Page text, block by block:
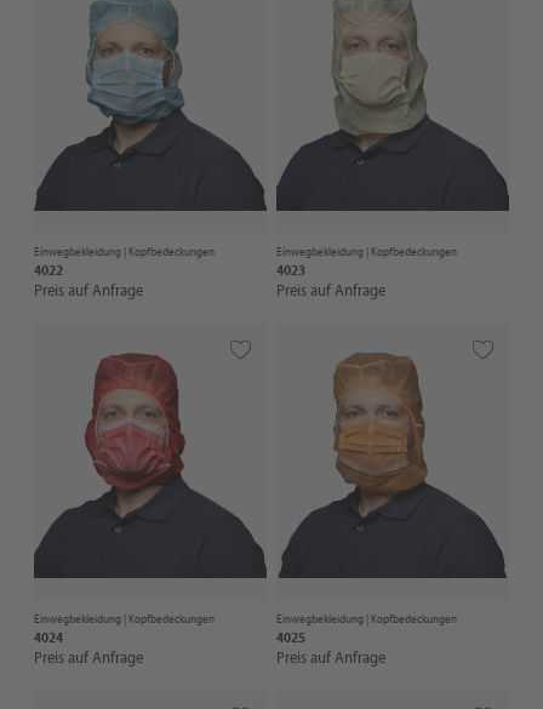
Einwegbekleidung | Kopfbedeckungen
4022
Preis auf Anfrage
Einwegbekleidung | Kopfbedeckungen
4023
Preis auf Anfrage
Einwegbekleidung | Kopfbedeckungen
4024
Preis auf Anfrage
Einwegbekleidung | Kopfbedeckungen
4025
Preis auf Anfrage